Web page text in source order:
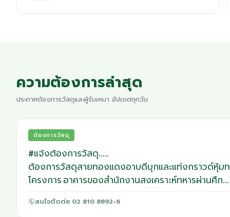
ความต้องการล่าสุด
ประกาศต้องการวัสดุและผู้รับเหมา อัปเดตทุกวัน
ต้องการวัสดุ
#แจ้งต้องการวัสดุ.....
ต้องการวัสดุสายทองแดงอาบดีบุกและแท่งกราวด์หุ้มทองแดง
โครงการ อาคารของสำนักงานสงเคราะห์ทหารผ่านศึก
(อ้างอิงรหัสโครงการ 6716934)
1.สายทองแดงชนิดอาบดีบุก No.10/14 จำนวน 14 เมตร
สนใจติดต่อ 02 810 8892-6